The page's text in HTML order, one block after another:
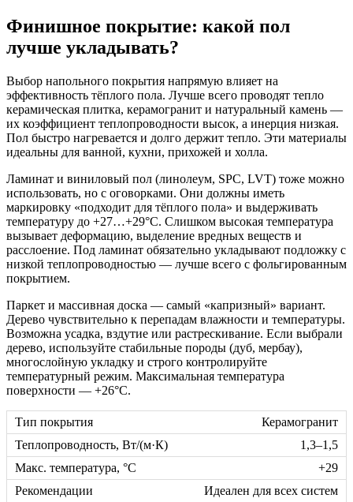
Финишное покрытие: какой пол
лучше укладывать?
Выбор напольного покрытия напрямую влияет на
эффективность тёплого пола. Лучше всего проводят тепло
керамическая плитка, керамогранит и натуральный камень —
их коэффициент теплопроводности высок, а инерция низкая.
Пол быстро нагревается и долго держит тепло. Эти материалы
идеальны для ванной, кухни, прихожей и холла.
Ламинат и виниловый пол (линолеум, SPC, LVT) тоже можно
использовать, но с оговорками. Они должны иметь
маркировку «подходит для тёплого пола» и выдерживать
температуру до +27…+29°C. Слишком высокая температура
вызывает деформацию, выделение вредных веществ и
расслоение. Под ламинат обязательно укладывают подложку с
низкой теплопроводностью — лучше всего с фольгированным
покрытием.
Паркет и массивная доска — самый «капризный» вариант.
Дерево чувствительно к перепадам влажности и температуры.
Возможна усадка, вздутие или растрескивание. Если выбрали
дерево, используйте стабильные породы (дуб, мербау),
многослойную укладку и строго контролируйте
температурный режим. Максимальная температура
поверхности — +26°C.
Керамогранит
1,3–1,5
+29
Идеален для всех систем